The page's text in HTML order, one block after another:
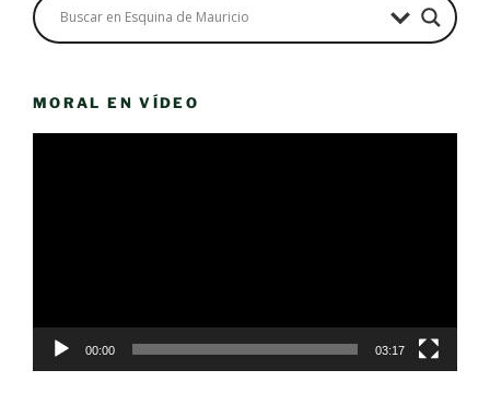
MORAL EN VÍDEO
00:00 03:17